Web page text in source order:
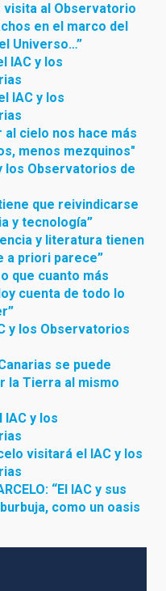
visita al Observatorio
en el marco del
Universo…”
IAC y los
IAC y los
al cielo nos hace más
menos mezquinos"
los Observatorios de
que reivindicarse
y tecnología”
y literatura tienen
a priori parece”
que cuanto más
cuenta de todo lo
y los Observatorios
se puede
la Tierra al mismo
y los
visitará el IAC y los
“El IAC y sus
como un oasis